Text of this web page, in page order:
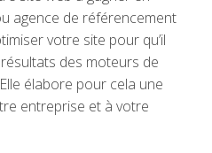
agence de référencement
votre site pour qu’il
des moteurs de
élabore pour cela une
entreprise et à votre